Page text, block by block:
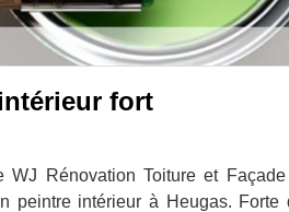
fort
WJ Rénovation Toiture et
peintre intérieur à Heugas. Forte